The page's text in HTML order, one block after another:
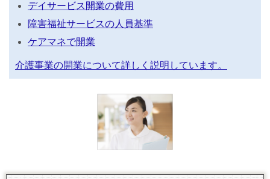
デイサービス開業の費用
障害福祉サービスの人員基準
ケアマネで開業
介護事業の開業について詳しく説明しています。